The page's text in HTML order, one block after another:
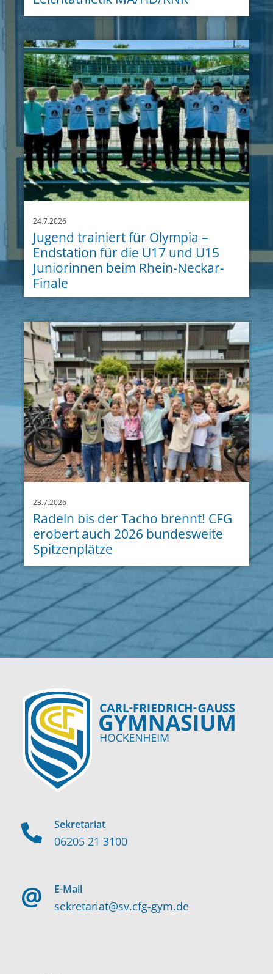
24.7.2026
Jugend trainiert für Olympia –
Endstation für die U17 und U15
Juniorinnen beim Rhein-Neckar-
Finale
23.7.2026
Radeln bis der Tacho brennt! CFG
erobert auch 2026 bundesweite
Spitzenplätze
Sekretariat
06205 21 3100
E-Mail
sekretariat@sv.cfg-gym.de